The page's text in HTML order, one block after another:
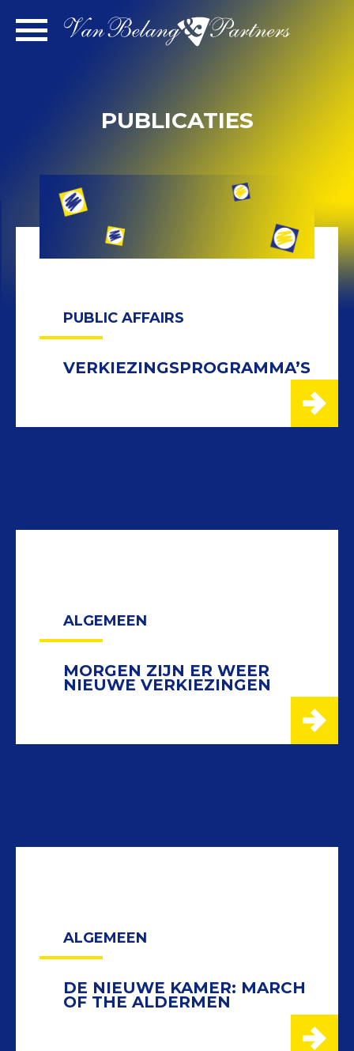
Spring
naar
PUBLICATIES
PUBLIC AFFAIRS
VERKIEZINGS­PROGRAMMA’S
ALGEMEEN
MORGEN ZIJN ER WEER
NIEUWE VERKIEZINGEN
ALGEMEEN
DE NIEUWE KAMER: MARCH
OF THE ALDERMEN